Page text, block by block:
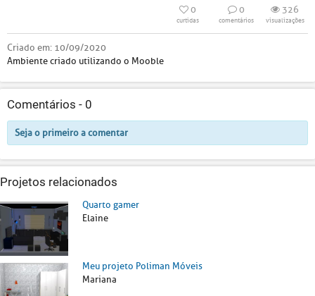
0
curtidas
0
comentários
326
visualizações
Criado em: 10/09/2020
Ambiente criado utilizando o Mooble
Comentários - 0
Seja o primeiro a comentar
Projetos relacionados
Quarto gamer
Elaine
Meu projeto Poliman Móveis
Mariana